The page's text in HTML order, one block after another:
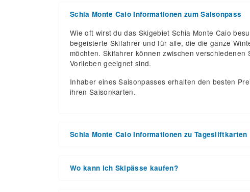
Schia Monte Caio Informationen zum Saisonpass
Wie oft wirst du das Skigebiet Schia Monte Caio
begeisterte Skifahrer und für alle, die die ganze
möchten. Skifahrer können zwischen
Vorlieben geeignet sind.
Inhaber eines Saisonpasses erhalten den besten
ihren Saisonkarten.
Schia Monte Caio Informationen zu Tagesliftkarten
2027 und Schließungsdatum 14. Mär 2027 bekannt
eine großartige Gelegenheit, diese Skisaison zu
Wo kann ich Skipässe kaufen?